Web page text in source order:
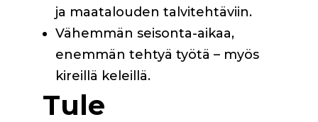
ja maatalouden talvitehtäviin.
Vähemmän seisonta-aikaa,
enemmän tehtyä työtä – myös
kireillä keleillä.
Tule